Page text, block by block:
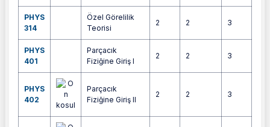
PHYS
314
Özel Görelilik
Teorisi
2 2 3
PHYS
401
Parçacık
Fiziğine Giriş I
2 2 3
PHYS
402
Parçacık
Fiziğine Giriş II
2 2 3